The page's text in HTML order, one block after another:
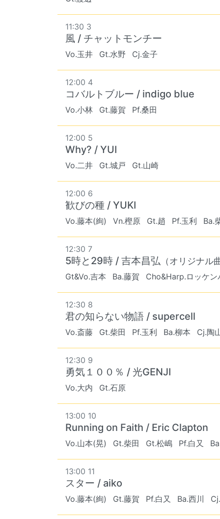
11:30 3
風 / チャットモンチー
Vo.玉井 Gt.水野 Cj.金子
12:00 4
コバルトブルー / indigo blue
Vo.小林 Gt.藤賀 Pf.桑田
12:00 5
Why? / YUI
Vo.二井 Gt.城戸 Gt.山崎
12:00 6
歓びの種 / YUKI
Vo.藤本(絢) Vn.樫原 Gt.趙 Pf.玉利 Ba.
12:30 7
5時と29時 / 吉本昌弘 （オリジナル
Gt&Vo.吉本 Ba.藤賀 Cho&Harp.ロッケン
12:30 8
君の知らない物語 / supercell
Vo.斎藤 Gt.柴田 Pf.玉利 Ba.柳本 Cj.陶
12:30 9
勇気１００％ / 光GENJI
Vo.大内 Gt.石原
13:00 10
Running on Faith / Eric Clapton
Vo.山本(晃) Gt.柴田 Gt.松嶋 Pf.白又
13:00 11
スター / aiko
Vo.藤本(絢) Gt.藤賀 Pf.白又 Ba.西川